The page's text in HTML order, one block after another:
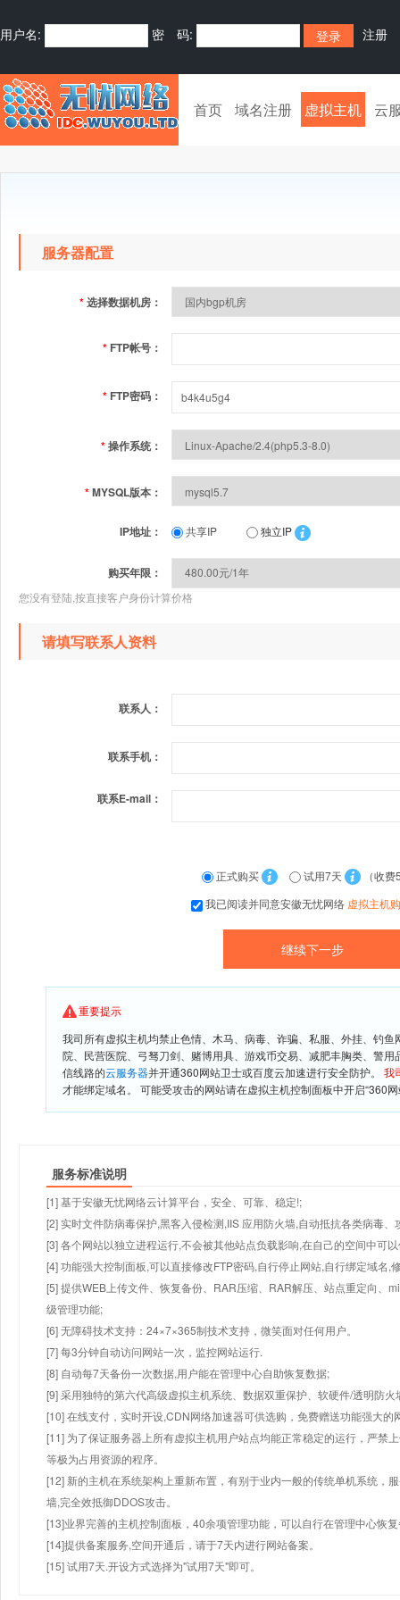
用户名: 密 码: 注册
首页 域名注册 虚拟主机 云
服务器配置
*选择数据机房：
* FTP帐号：
* FTP密码：
*操作系统：
*MYSQL版本：
IP地址： 共享IP 独立IP
购买年限：
您没有登陆,按直接客户身份计算价格
请填写联系人资料
联系人：
联系手机：
联系E-mail：
正式购买 试用7天
（收费
我已阅读并同意安徽无忧网络 虚拟主机
重要提示
我司所有虚拟主机均禁止色情、木马、病毒、诈骗、私服、外挂、钓
院、民营医院、弓驽刀剑、赌博用具、游戏币交易、减肥丰胸类、警
信线路的云服务器并开通360网站卫士或百度云加速进行安全防护。 我
才能绑定域名。 可能受攻击的网站请在虚拟主机控制面板中开启“360
服务标准说明
[1] 基于安徽无忧网络云计算平台，安全、可靠、稳定!;
[2] 实时文件防病毒保护,黑客入侵检测,IIS 应用防火墙,自动抵抗各类病毒、
[3] 各个网站以独立进程运行,不会被其他站点负载影响,在自己的空间中可
[4] 功能强大控制面板,可以直接修改FTP密码,自行停止网站,自行绑定域名,
[5] 提供WEB上传文件、恢复备份、RAR压缩、RAR解压、站点重定向、
级管理功能;
[6] 无障碍技术支持：24×7×365制技术支持，微笑面对任何用户。
[7] 每3分钟自动访问网站一次，监控网站运行.
[8] 自动每7天备份一次数据,用户能在管理中心自助恢复数据;
[9] 采用独特的第六代高级虚拟主机系统、数据双重保护、软硬件/透明防火
[10] 在线支付，实时开设,CDN网络加速器可供选购，免费赠送功能强大
[11] 为了保证服务器上所有虚拟主机用户站点均能正常稳定的运行，严禁
等极为占用资源的程序。
[12] 新的主机在系统架构上重新布置，有别于业内一般的传统单机系统，
墙,完全效抵御DDOS攻击。
[13]业界完善的主机控制面板，40余项管理功能，可以自行在管理中心恢
[14]提供备案服务,空间开通后，请于7天内进行网站备案。
[15] 试用7天.开设方式选择为"试用7天"即可。